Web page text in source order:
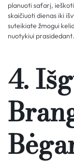
planuoti safarį,
skaičiuoti dienas iki
suteikiate žmogui
nuotykiui prasidedant.
4.